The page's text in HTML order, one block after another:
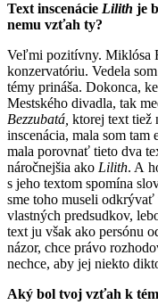
Text inscenácie Lilith je
nemu vzťah ty?
Veľmi pozitívny. Miklósa
konzervatóriu. Vedela
témy prináša. Dokonca,
Mestského divadla, tak
Bezzubatá, ktorej text tiež
inscenácia, mala som
mala porovnať tieto dva
náročnejšia ako Lilith. A
s jeho textom spomína
sme toho museli odkrývať
vlastných predsudkov,
text ju však ako persónu
názor, chce právo
nechce, aby jej niekto
Aký bol tvoj vzťah k